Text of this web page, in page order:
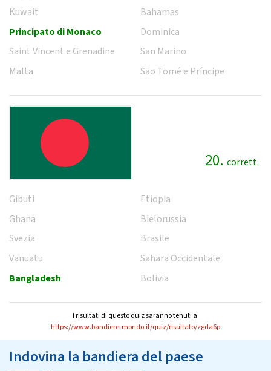
Kuwait
Principato di Monaco
Saint Vincent e Grenadine
Malta
Bahamas
Dominica
San Marino
São Tomé e Príncipe
20. corrett.
Gibuti
Ghana
Svezia
Vanuatu
Bangladesh
Etiopia
Bielorussia
Brasile
Sahara Occidentale
Bolivia
I risultati di questo quiz saranno tenuti a:
https://www.bandiere-mondo.it/quiz/risultato/zgda6p
Indovina la bandiera del paese